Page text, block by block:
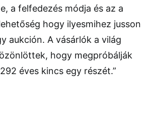
a felfedezés módja és az a
hogy ilyesmihez jusson
aukción. A vásárlók a világ
hogy megpróbálják
éves kincs egy részét.”